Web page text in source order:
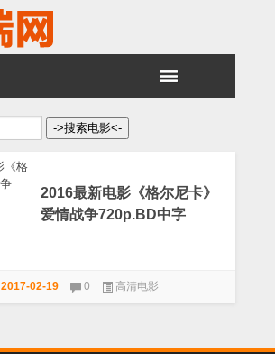
2016最新电影《格尔尼卡》
爱情战争720p.BD中字
2017-02-19 0 高清电影